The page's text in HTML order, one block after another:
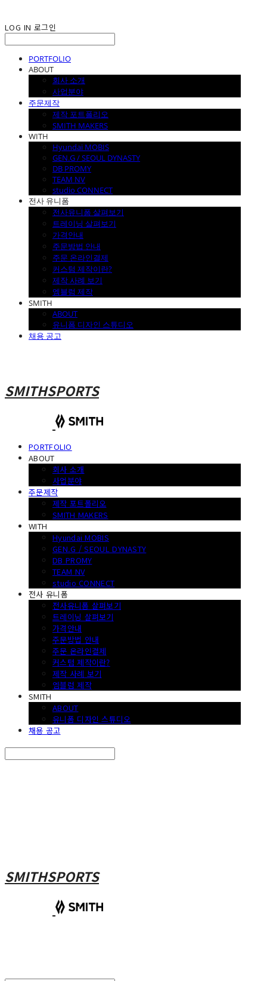
LOG IN 로그인
PORTFOLIO
ABOUT
회사 소개
사업분야
주문제작
제작 포트폴리오
SMITH MAKERS
WITH
Hyundai MOBIS
GEN.G / SEOUL DYNASTY
DB PROMY
TEAM NV
studio CONNECT
전사 유니폼
전사유니폼 살펴보기
트레이닝 살펴보기
가격안내
주문방법 안내
주문 온라인결제
커스텀 제작이란?
제작 사례 보기
엠블럼 제작
SMITH
ABOUT
유니폼 디자인 스튜디오
채용 공고
SMITHSPORTS
PORTFOLIO
ABOUT
회사 소개
사업분야
주문제작
제작 포트폴리오
SMITH MAKERS
WITH
Hyundai MOBIS
GEN.G / SEOUL DYNASTY
DB PROMY
TEAM NV
studio CONNECT
전사 유니폼
전사유니폼 살펴보기
트레이닝 살펴보기
가격안내
주문방법 안내
주문 온라인결제
커스텀 제작이란?
제작 사례 보기
엠블럼 제작
SMITH
ABOUT
유니폼 디자인 스튜디오
채용 공고
SMITHSPORTS